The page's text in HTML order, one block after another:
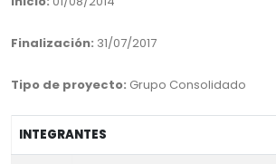
Finalización: 31/07/2017
Tipo de proyecto: Grupo Consolidado
INTEGRANTES